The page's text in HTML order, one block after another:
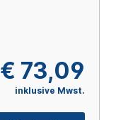
€ 73,09
inklusive Mwst.